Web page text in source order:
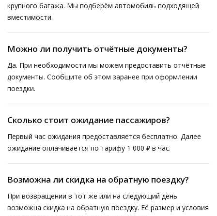
крупного багажа. Мы подберём автомобиль подходящей
вместимости.
Можно ли получить отчётные документы?
Да. При необходимости мы можем предоставить отчётные
документы. Сообщите об этом заранее при оформлении
поездки.
Сколько стоит ожидание пассажиров?
Первый час ожидания предоставляется бесплатно. Далее
ожидание оплачивается по тарифу 1 000 ₽ в час.
Возможна ли скидка на обратную поездку?
При возвращении в тот же или на следующий день
возможна скидка на обратную поездку. Её размер и условия